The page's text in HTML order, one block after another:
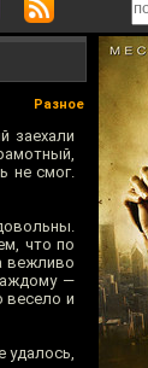
Разное
заехали
не смог.
что по
вежливо
—
весело и
удалось,